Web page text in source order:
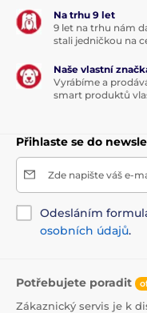
Na trhu 9 let
9 let na trhu nám
stali jedničkou na
Naše vlastní
Vyrábíme a
smart produktů
Přihlaste se do
Zde napište váš e-
Odesláním
osobních údajů.
Potřebujete poradit
Zákaznický servis je k